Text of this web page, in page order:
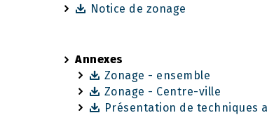
Notice de zonage
Annexes
Zonage - ensemble
Zonage - Centre-ville
Présentation de techniques